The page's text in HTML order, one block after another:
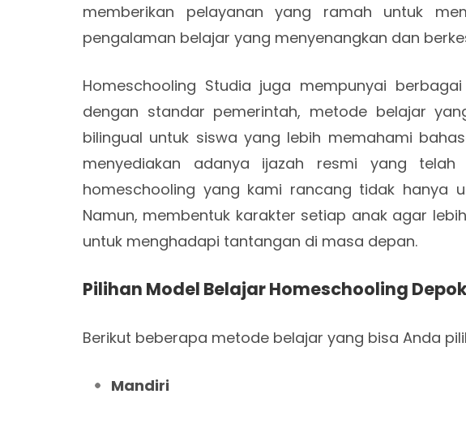
memberikan pelayanan yang ramah untuk
pengalaman belajar yang menyenangkan dan
Homeschooling Studia juga mempunyai
dengan standar pemerintah, metode belajar
bilingual untuk siswa yang lebih memahami
menyediakan adanya ijazah resmi yang
homeschooling yang kami rancang tidak hanya
Namun, membentuk karakter setiap anak agar
untuk menghadapi tantangan di masa depan.
Pilihan Model Belajar Homeschooling
Berikut beberapa metode belajar yang bisa Anda
Mandiri